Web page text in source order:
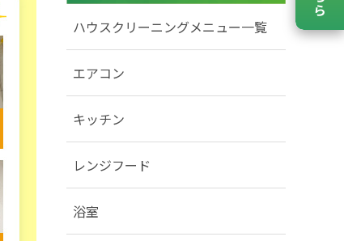
ハウスクリーニングメニュー一覧
エアコン
キッチン
レンジフード
浴室